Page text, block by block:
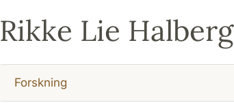
Rikke Lie Halberg
Forskning